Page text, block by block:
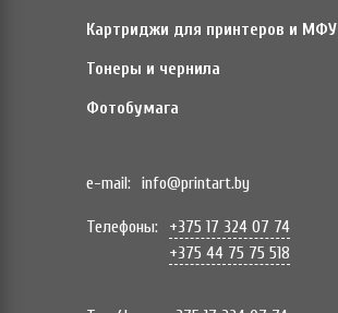
Картриджи для принтеров и МФУ
Тонеры и чернила
Фотобумага
e-mail: info@printart.by
Телефоны:
+375 17 324 07 74
+375 44 75 75 518